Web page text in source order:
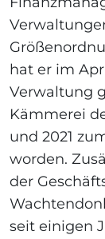
hat er im
Verwaltung
Kämmerei
und 2021
worden.
der
seit einigen